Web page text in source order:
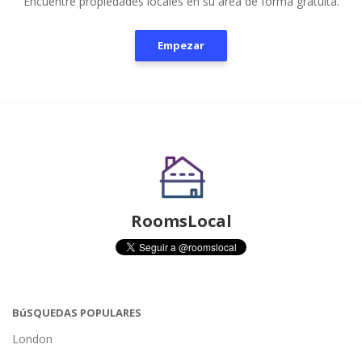
Empezar
RoomsLocal
BúSQUEDAS POPULARES
London